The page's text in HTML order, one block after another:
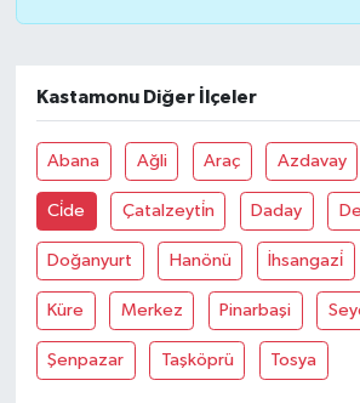
Kastamonu Diğer İlçeler
Abana Ağli Araç Azdavay
Ci̇de Çatalzeyti̇n Daday
Doğanyurt Hanönü İhsangazi̇
Küre Merkez Pinarbaşi
Şenpazar Taşköprü Tosya